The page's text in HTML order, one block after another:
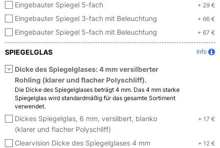
Eingebauter Spiegel 5-fach + 29 €
Eingebauter Spiegel 3-fach mit Beleuchtung + 66 €
Eingebauter Spiegel 5-fach mit Beleuchtung + 67 €
SPIEGELGLAS Info
Dicke des Spiegelglases: 4 mm versilberter
Rohling (klarer und flacher Polyschliff).
Die Dicke des Spiegelglases beträgt 4 mm. Das 4 mm starke
Spiegelglas wird standardmäßig für das gesamte Sortiment
verwendet.
Dickes Spiegelglas, 6 mm, versilbert, blanko
(klarer und flacher Polyschliff)
+ 17 €
Clearvision Dicke des Spiegelglases 4 mm + 12 €